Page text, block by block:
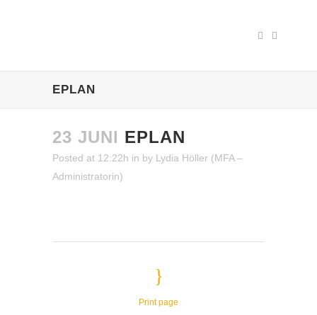
EPLAN
23 JUNI EPLAN
Posted at 12:22h in by Lydia Höller (MFA –
Administratorin)
Print page